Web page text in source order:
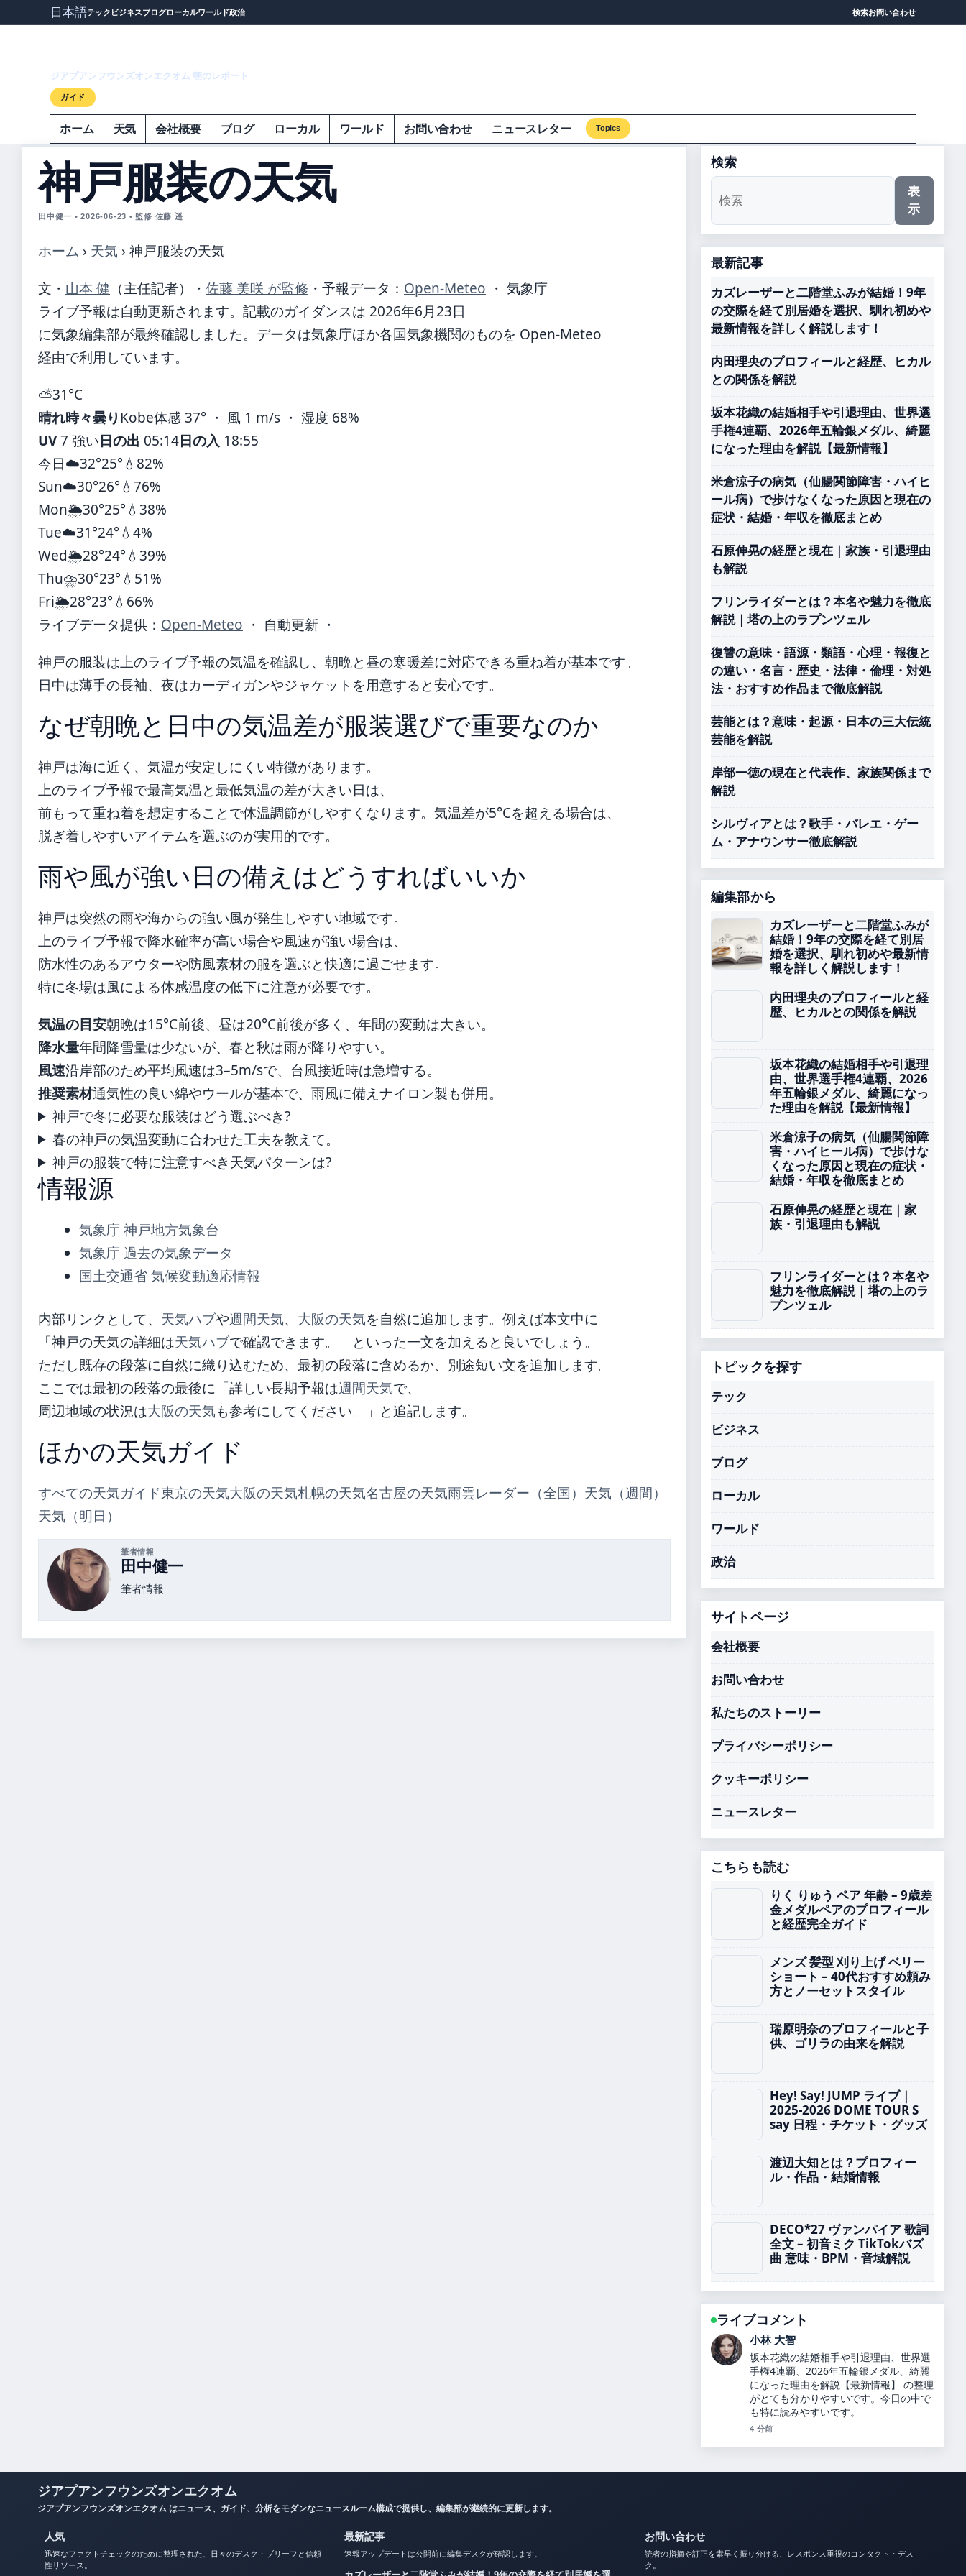
日本語テック ビジネスブログローカルワールド政治 検索お問い合わせ
ジアプアンフウンズオンエクオム 朝のレポート
ガイド
ホーム 天気 会社概要 ブログ ローカル ワールド お問い合わせ ニュースレター Topics
神戸服装の天気
田中健一 • 2026-06-23 • 監修 佐藤 遥
ホーム › 天気 › 神戸服装の天気
文・ 山本 健 （主任記者） ・ 佐藤 美咲 が監修 ・ 予報データ： Open-Meteo ・ 気象庁
ライブ予報は自動更新されます。記載のガイダンスは 2026年6月23日
に気象編集部が最終確認しました。データは気象庁ほか各国気象機関のものを Open-Meteo
経由で利用しています。
⛅31°C
晴れ時々曇りKobe体感 37° ・ 風 1 m/s ・ 湿度 68%
UV7 強い日の出 05:14日の入 18:55
今日☁️32°25°💧82%
Sun☁️30°26°💧76%
Mon🌦️30°25°💧38%
Tue☁️31°24°💧4%
Wed🌦️28°24°💧39%
Thu⛈️30°23°💧51%
Fri🌦️28°23°💧66%
ライブデータ提供： Open-Meteo ・ 自動更新 ・
神戸の服装は上のライブ予報の気温を確認し、朝晩と昼の寒暖差に対応できる重ね着が基本です。
日中は薄手の長袖、夜はカーディガンやジャケットを用意すると安心です。
なぜ朝晩と日中の気温差が服装選びで重要なのか
神戸は海に近く、気温が安定しにくい特徴があります。
上のライブ予報で最高気温と最低気温の差が大きい日は、
前もって重ね着を想定することで体温調節がしやすくなります。気温差が5°Cを超える場合は、
脱ぎ着しやすいアイテムを選ぶのが実用的です。
雨や風が強い日の備えはどうすればいいか
神戸は突然の雨や海からの強い風が発生しやすい地域です。
上のライブ予報で降水確率が高い場合や風速が強い場合は、
防水性のあるアウターや防風素材の服を選ぶと快適に過ごせます。
特に冬場は風による体感温度の低下に注意が必要です。
気温の目安朝晩は15°C前後、昼は20°C前後が多く、年間の変動は大きい。
降水量年間降雪量は少ないが、春と秋は雨が降りやすい。
風速沿岸部のため平均風速は3–5m/sで、台風接近時は急増する。
推奨素材通気性の良い綿やウールが基本で、雨風に備えナイロン製も併用。
神戸で冬に必要な服装はどう選ぶべき?
春の神戸の気温変動に合わせた工夫を教えて。
神戸の服装で特に注意すべき天気パターンは?
情報源
気象庁 神戸地方気象台
気象庁 過去の気象データ
国土交通省 気候変動適応情報
内部リンクとして、 天気ハブや週間天気、 大阪の天気を自然に追加します。例えば本文中に
「神戸の天気の詳細は天気ハブで確認できます。」といった一文を加えると良いでしょう。
ただし既存の段落に自然に織り込むため、最初の段落に含めるか、別途短い文を追加します。
ここでは最初の段落の最後に「詳しい長期予報は週間天気で、
周辺地域の状況は大阪の天気も参考にしてください。」と追記します。
ほかの天気ガイド
すべての天気ガイド東京の天気大阪の天気札幌の天気名古屋の天気雨雲レーダー（全国） 天気（週間）
天気（明日）
筆者情報
田中健一
筆者情報
検索
表
示
最新記事
カズレーザーと二階堂ふみが結婚！9年
の交際を経て別居婚を選択、馴れ初めや
最新情報を詳しく解説します！
内田理央のプロフィールと経歴、ヒカル
との関係を解説
坂本花織の結婚相手や引退理由、世界選
手権4連覇、2026年五輪銀メダル、綺麗
になった理由を解説【最新情報】
米倉涼子の病気（仙腸関節障害・ハイヒ
ール病）で歩けなくなった原因と現在の
症状・結婚・年収を徹底まとめ
石原伸晃の経歴と現在｜家族・引退理由
も解説
フリンライダーとは？本名や魅力を徹底
解説｜塔の上のラプンツェル
復讐の意味・語源・類語・心理・報復と
の違い・名言・歴史・法律・倫理・対処
法・おすすめ作品まで徹底解説
芸能とは？意味・起源・日本の三大伝統
芸能を解説
岸部一徳の現在と代表作、家族関係まで
解説
シルヴィアとは？歌手・バレエ・ゲー
ム・アナウンサー徹底解説
編集部から
カズレーザーと二階堂ふみが
結婚！9年の交際を経て別居
婚を選択、馴れ初めや最新情
報を詳しく解説します！
内田理央のプロフィールと経
歴、ヒカルとの関係を解説
坂本花織の結婚相手や引退理
由、世界選手権4連覇、2026
年五輪銀メダル、綺麗になっ
た理由を解説【最新情報】
米倉涼子の病気（仙腸関節障
害・ハイヒール病）で歩けな
くなった原因と現在の症状・
結婚・年収を徹底まとめ
石原伸晃の経歴と現在｜家
族・引退理由も解説
フリンライダーとは？本名や
魅力を徹底解説｜塔の上のラ
プンツェル
トピックを探す
テック
ビジネス
ブログ
ローカル
ワールド
政治
サイトページ
会社概要
お問い合わせ
私たちのストーリー
プライバシーポリシー
クッキーポリシー
ニュースレター
こちらも読む
りく りゅう ペア 年齢 – 9歳差
金メダルペアのプロフィール
と経歴完全ガイド
メンズ 髪型 刈り上げ ベリー
ショート – 40代おすすめ頼み
方とノーセットスタイル
瑞原明奈のプロフィールと子
供、ゴリラの由来を解説
Hey! Say! JUMP ライブ｜
2025-2026 DOME TOUR S
say 日程・チケット・グッズ
渡辺大知とは？プロフィー
ル・作品・結婚情報
DECO*27 ヴァンパイア 歌詞
全文 – 初音ミク TikTokバズ
曲 意味・BPM・音域解説
ライブコメント
田中 美咲
カズレーザーと二階堂ふみが結婚！9年
の交際を経て別居婚を選択、馴れ初めや
最新情報を詳しく解説します！ を追って
いますが、この解説は落ち着いていて信
頼できます。
6 分前
ジアプアンフウンズオンエクオム
ジアプアンフウンズオンエクオム はニュース、ガイド、分析をモダンなニュースルーム構成で提供し、編集部が継続的に更新します。
人気
迅速なファクトチェックのために整理された、日々のデスク・ブリーフと信頼
性リソース。
最新記事
速報アップデートは公開前に編集デスクが確認します。
お問い合わせ
読者の指摘や訂正を素早く振り分ける、レスポンス重視のコンタクト・デス
ク。